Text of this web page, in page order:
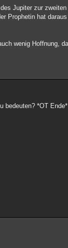
Jupiter zur
Prophetin hat
wenig Hoffnung,
bedeuten? *OT Ende*